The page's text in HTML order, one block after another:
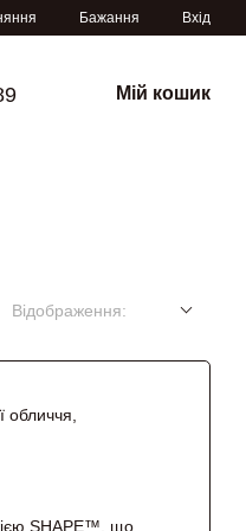
Бажання Вхід
Мій кошик
Відображення:
обличчя,
SHAPE™, що